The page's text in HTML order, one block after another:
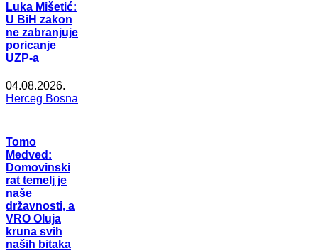
Luka Mišetić:
U BiH zakon
ne zabranjuje
poricanje
UZP-a
04.08.2026.
Herceg Bosna
Tomo
Medved:
Domovinski
rat temelj je
naše
državnosti, a
VRO Oluja
kruna svih
naših bitaka